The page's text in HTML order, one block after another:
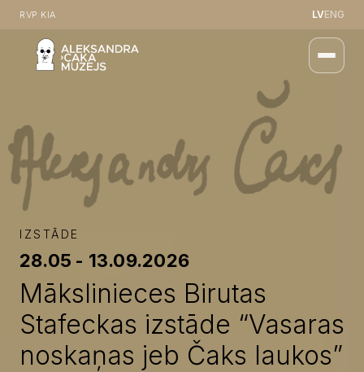
RVP KIA LVENG
IZSTĀDE
28.05 - 13.09.2026
Mākslinieces Birutas
Stafeckas izstāde “Vasaras
noskaņas jeb Čaks laukos”